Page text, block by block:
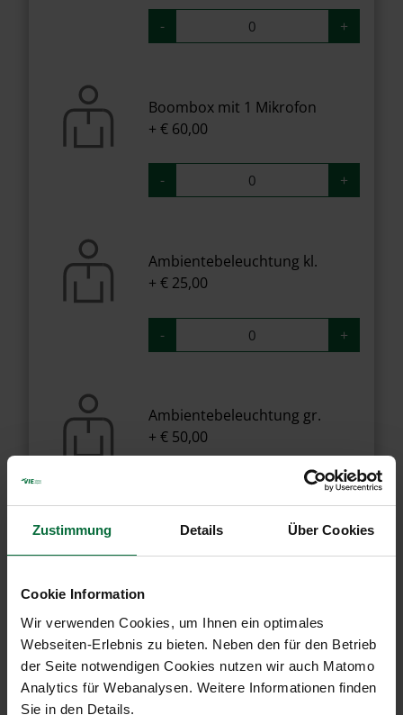
Zustimmung Details Über Cookies
Cookie Information
Wir verwenden Cookies, um Ihnen ein optimales
Webseiten-Erlebnis zu bieten. Neben den für den Betrieb
der Seite notwendigen Cookies nutzen wir auch Matomo
Analytics für Webanalysen. Weitere Informationen finden
Sie in den Details.
- +
Boombox mit 1 Mikrofon
+ € 60,00
- +
Ambientebeleuchtung kl.
+ € 25,00
- +
Ambientebeleuchtung gr.
+ € 50,00
+
- +